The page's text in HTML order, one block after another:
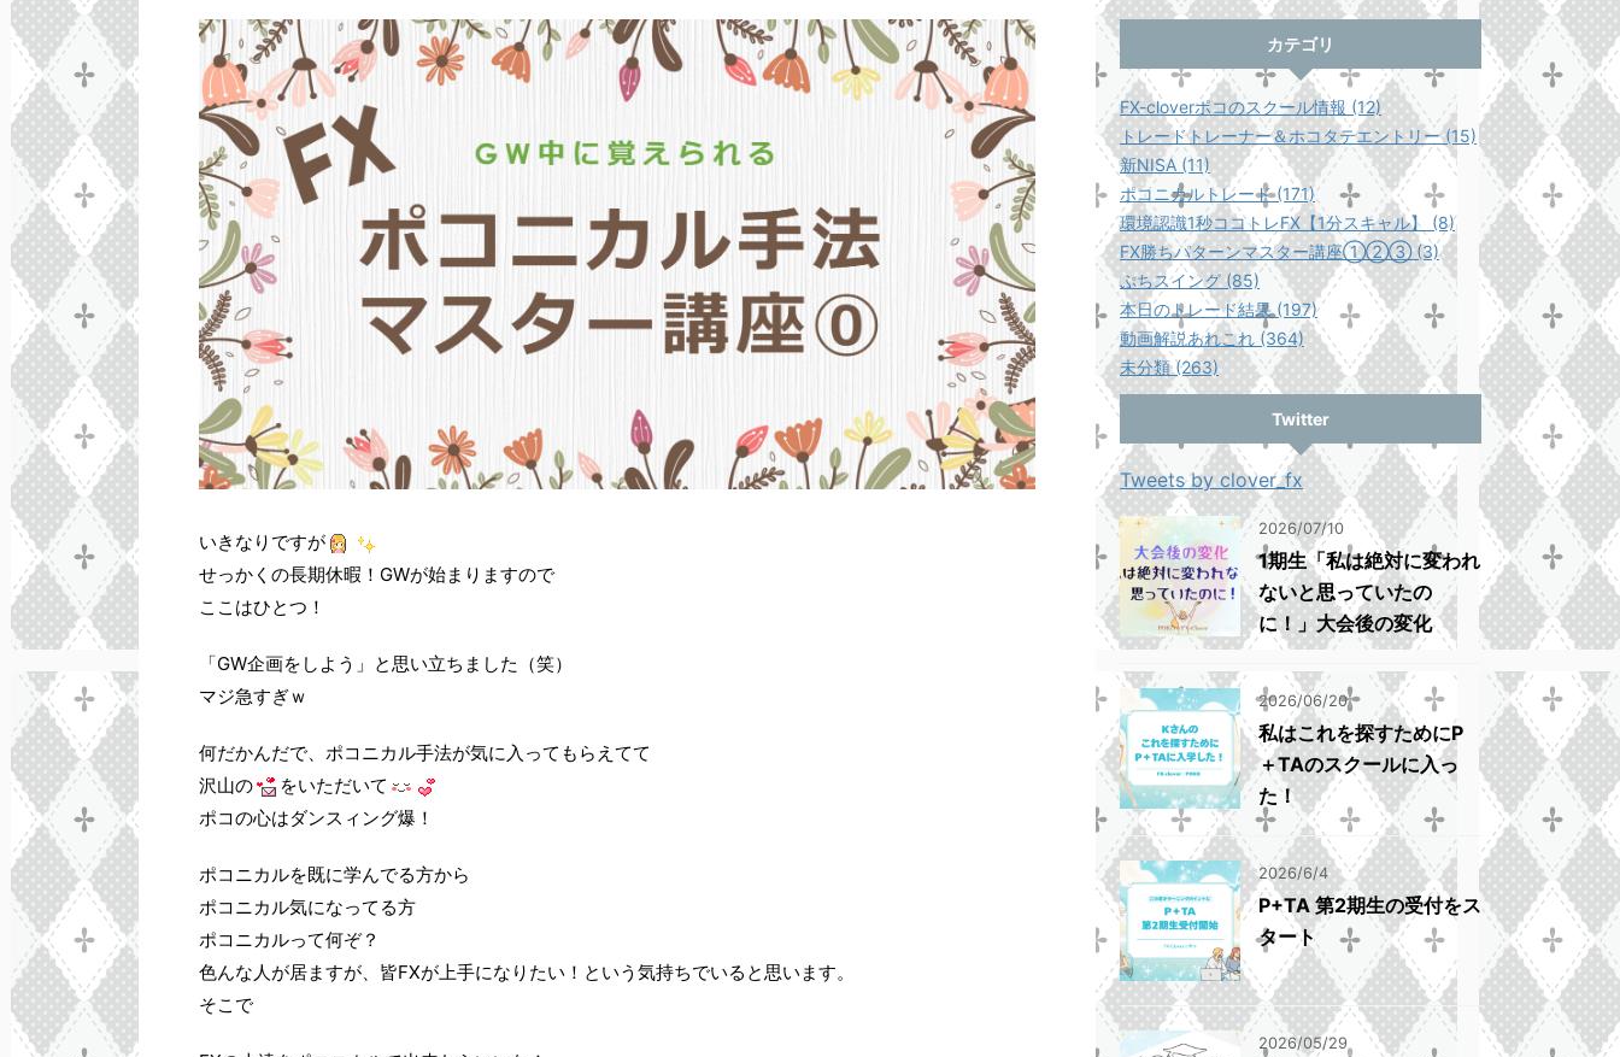
いきなりですが
せっかくの長期休暇！GWが始まりますので
ここはひとつ！
「GW企画をしよう」と思い立ちました（笑）
マジ急すぎｗ
何だかんだで、ポコニカル手法が気に入ってもらえてて
沢山の
をいただいて
ポコの心はダンスィング爆！
ポコニカルを既に学んでる方から
ポコニカル気になってる方
ポコニカルって何ぞ？
色んな人が居ますが、皆FXが上手になりたい！という気持ちでいると思います。
そこで
カテゴリ
FX-cloverポコのスクール情報 (12)
トレードトレーナー＆ホコタテエントリー (15)
新NISA (11)
ポコニカルトレード (171)
環境認識1秒ココトレFX【1分スキャル】 (8)
FX勝ちパターンマスター講座①②③ (3)
ぷちスイング (85)
本日のトレード結果 (197)
動画解説あれこれ (364)
未分類 (263)
Twitter
Tweets by clover_fx
2026/07/10
1期生「私は絶対に変われ
ないと思っていたの
に！」大会後の変化
2026/06/20
私はこれを探すためにP
＋TAのスクールに入っ
た！
2026/6/4
P+TA 第2期生の受付をス
タート
2026/05/29